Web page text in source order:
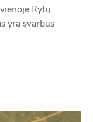
Rytų
yra svarbus